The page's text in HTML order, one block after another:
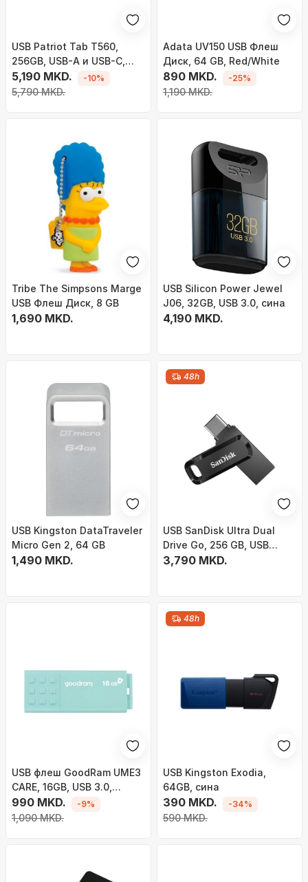
USB Patriot Tab T560,
256GB, USB-A и USB-C,
120MB/s, сребрена
5,190 MKD.
5,790 MKD.
-10%
Adata UV150 USB Флеш
Диск, 64 GB, Red/White
890 MKD.
1,190 MKD.
-25%
Tribe The Simpsons Marge
USB Флеш Диск, 8 GB
1,690 MKD.
USB Silicon Power Jewel
J06, 32GB, USB 3.0, сина
4,190 MKD.
USB Kingston DataTraveler
Micro Gen 2, 64 GB
1,490 MKD.
48h
USB SanDisk Ultra Dual
Drive Go, 256 GB, USB
Type-A / USB Type-C
3,790 MKD.
USB флеш GoodRam UME3
CARE, 16GB, USB 3.0,
црвена
990 MKD.
1,090 MKD.
-9%
48h
USB Kingston Exodia,
64GB, сина
390 MKD.
590 MKD.
-34%